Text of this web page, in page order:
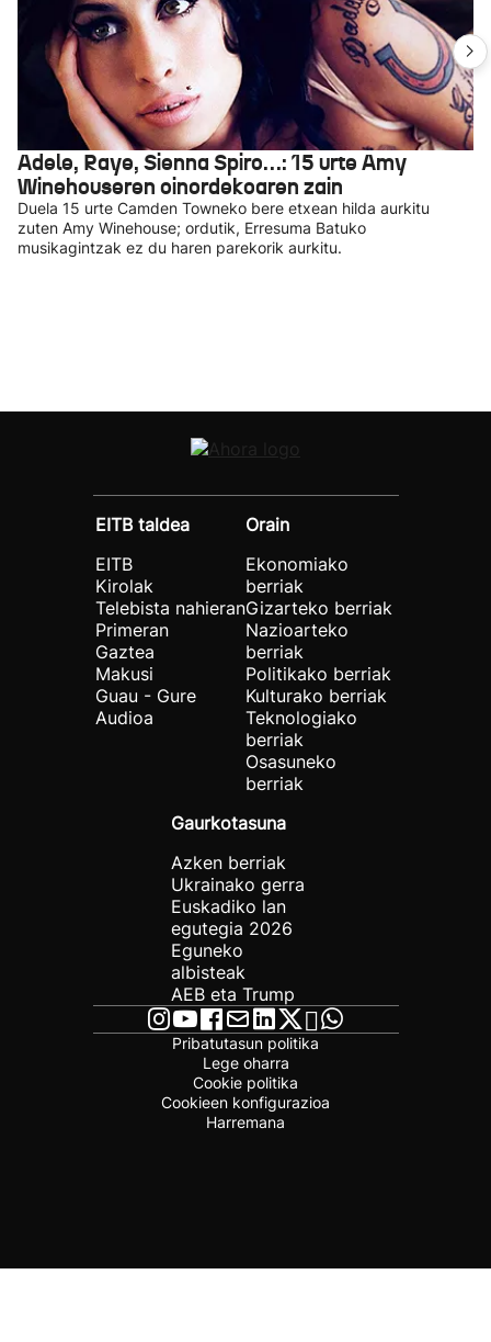
Adele, Raye, Sienna Spiro…: 15 urte Amy
Winehouseren oinordekoaren zain
Duela 15 urte Camden Towneko bere etxean hilda aurkitu
zuten Amy Winehouse; ordutik, Erresuma Batuko
musikagintzak ez du haren parekorik aurkitu.
EITB taldea
EITB
Kirolak
Telebista nahieran
Primeran
Gaztea
Makusi
Guau - Gure
Audioa
Orain
Ekonomiako
berriak
Gizarteko berriak
Nazioarteko
berriak
Politikako berriak
Kulturako berriak
Teknologiako
berriak
Osasuneko
berriak
Gaurkotasuna
Azken berriak
Ukrainako gerra
Euskadiko lan
egutegia 2026
Eguneko
albisteak
AEB eta Trump
Pribatutasun politika
Lege oharra
Cookie politika
Cookieen konfigurazioa
Harremana